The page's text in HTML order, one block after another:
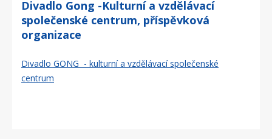
Divadlo Gong -Kulturní a vzdělávací
společenské centrum, příspěvková
organizace
Divadlo GONG - kulturní a vzdělávací společenské
centrum